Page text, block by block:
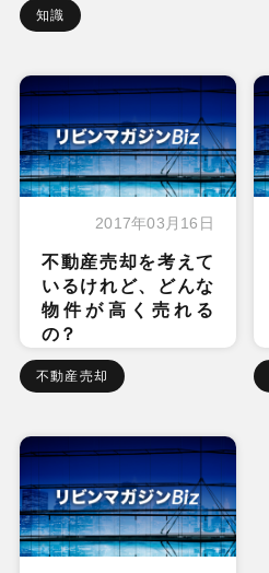
知識
2017年03月16日
不動産売却を考えて
いるけれど、どんな
物件が高く売れる
の？
不動産売却